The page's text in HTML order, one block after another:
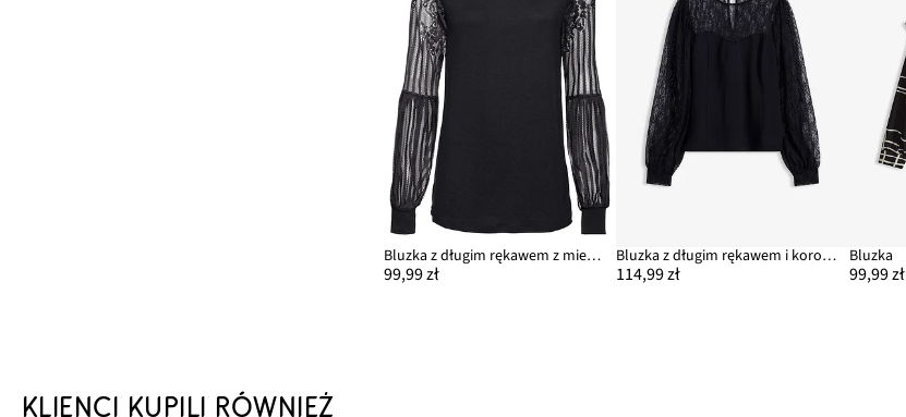
Bluzka z długim rękawem z mieszanki wiskozy
99,99 zł
Bluzka z długim rękawem i koronką
114,99 zł
Bluzka
99,99 zł
KLIENCI KUPILI RÓWNIEŻ